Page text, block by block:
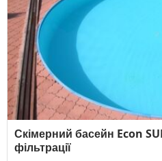
Скімерний басейн Econ
фільтрації